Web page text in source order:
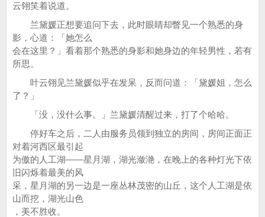
云翎笑着说道。
兰黛媛正想要追问下去，此时眼睛却瞥见一个熟悉的身
影，心道：「她怎么
会在这里？」看着那个熟悉的身影和她身边的年轻男性，若有
所思。
叶云翎见兰黛媛似乎在发呆，反而问道：「黛媛姐，怎么
了？」
「没，没什么事。」兰黛媛清醒过来，打了个哈哈。
停好车之后，二人由服务员领到独立的房间，房间正面正
对着河西区最引起
为傲的人工湖——星月湖，湖光潋滟，在晚上的各种灯光下依
旧闪烁着最美的风
采，星月湖的另一边是一座丛林茂密的山丘，这个人工湖是依
山而挖，湖光山色
，美不胜收。